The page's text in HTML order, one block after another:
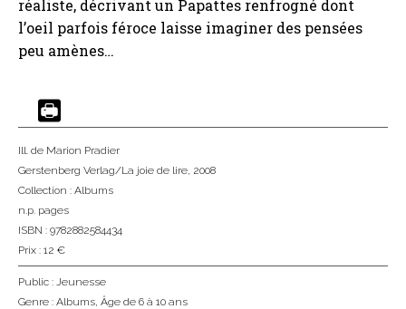
réaliste, décrivant un Papattes renfrogné dont
l’oeil parfois féroce laisse imaginer des pensées
peu amènes…
Ill. de Marion Pradier
Gerstenberg Verlag/La joie de lire, 2008
Collection : Albums
n.p. pages
ISBN : 9782882584434
Prix : 12 €
Public : Jeunesse
Genre : Albums, Âge de 6 à 10 ans